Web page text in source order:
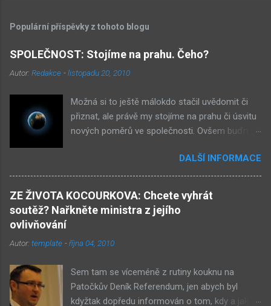
Populární příspěvky z tohoto blogu
SPOLEČNOST: Stojíme na prahu. Čeho?
Autor: Redakce -listopadu 20, 2010
Možná si to ještě málokdo stačil uvědomit či
přiznat, ale právě my stojíme na prahu či úsvitu
nových poměrů ve společnosti. Ovšem buďme
Novými poměry ve společnosti myslím
přiklonění se s některé z nám již historicky
známých situací. Přiznejme si to otevřeně – je
to buď nová forma demokracie, anebo
nacismus. Těžko si někdo z nás mohl
společnosti stále větší vliv – v každém městě již
Před deseti lety věc zcela nevídaná. Příslušníci
tohoto etnika se úspěšně integrují do
DALŠÍ INFORMACE
ZE ŽIVOTA KOCOURKOVA: Chcete vyhrát
soutěž? Nařkněte ministra z jejího
ovlivňování
Autor: template -října 04, 2010
Sem tam se víceméně z rutiny kouknu na
Patočkův Deník Referendum, jen abych byl
kdyžtak dopředu informován o tom, kdy a jak